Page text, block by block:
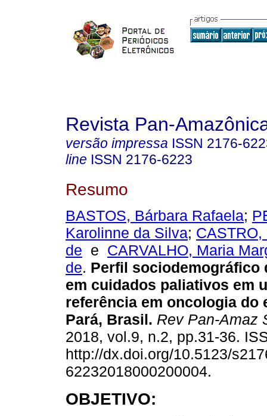
Revista Pan-
versão impressa ISSN 2176-
line ISSN 2176-6223
Resumo
BASTOS, Bárbara Rafaela;
Karolinne da Silva;
de e CARVALHO, Maria
de. Perfil sociodemográfico
em cuidados paliativos em
referência em oncologia do
Pará, Brasil. Rev Pan-Amaz
2018, vol.9, n.2, pp.31-36.
http://dx.doi.org/10.5123/
62232018000200004.
OBJETIVO: